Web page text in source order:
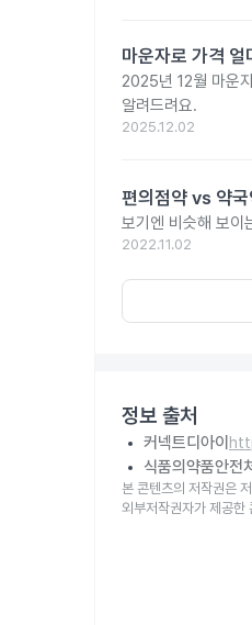
마운자로 가격
2025년 12월 마운
알려드려요.
2025.12.02
편의점약 vs 약
보기엔 비슷해 보이
2022.11.02
정보 출처
커넥트디아이
식품의약품안전
본 콘텐츠의 저작권은
외부저작권자가 제공한